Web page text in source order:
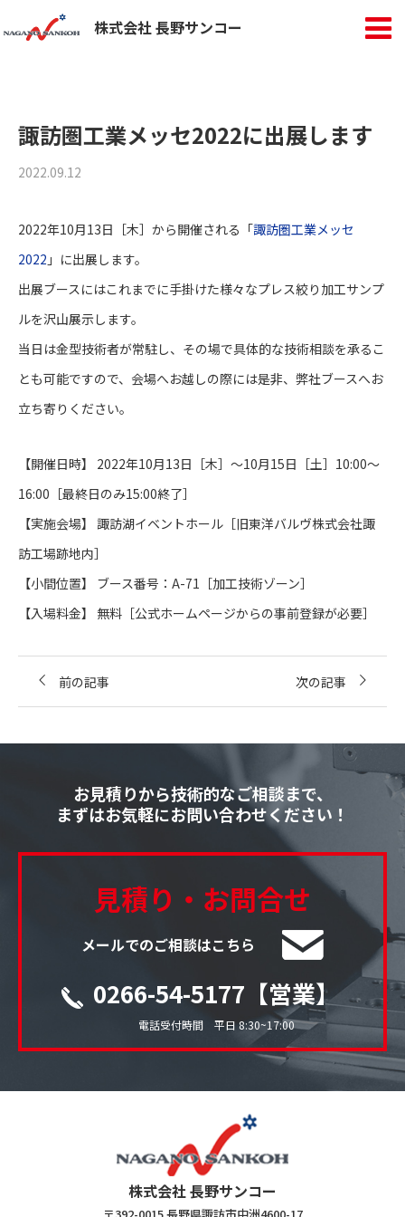
株式会社 長野サンコー
諏訪圏工業メッセ2022に出展します
2022.09.12
2022年10月13日［木］から開催される「諏訪圏工業メッセ
2022 」に出展します。
出展ブースにはこれまでに手掛けた様々なプレス絞り加工サンプ
ルを沢山展示します。
当日は金型技術者が常駐し、その場で具体的な技術相談を承るこ
とも可能ですので、会場へお越しの際には是非、弊社ブースへお
立ち寄りください。
【開催日時】 2022年10月13日［木］～10月15日［土］10:00～
16:00［最終日のみ15:00終了］
【実施会場】 諏訪湖イベントホール［旧東洋バルヴ株式会社諏
訪工場跡地内］
【小間位置】 ブース番号：A-71［加工技術ゾーン］
【入場料金】 無料［公式ホームページからの事前登録が必要］
前の記事 次の記事
お見積りから技術的なご相談まで、
まずはお気軽にお問い合わせください！
見積り・お問合せ
メールでのご相談はこちら
0266-54-5177【営業】
電話受付時間 平日 8:30~17:00
株式会社 長野サンコー